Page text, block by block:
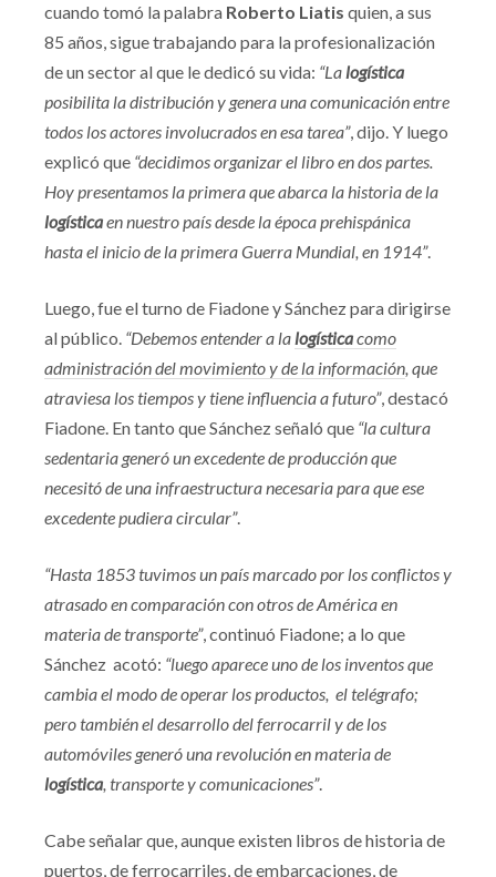
cuando tomó la palabra Roberto Liatis quien, a sus
85 años, sigue trabajando para la profesionalización
de un sector al que le dedicó su vida: “Lalogística
posibilita la distribución y genera una comunicación entre
todos los actores involucrados en esa tarea”, dijo. Y luego
explicó que “decidimos organizar el libro en dos partes.
Hoy presentamos la primera que abarca la historia de la
logísticaen nuestro país desde la época prehispánica
hasta el inicio de la primera Guerra Mundial, en 1914”.
Luego, fue el turno de Fiadone y Sánchez para dirigirse
al público. “Debemos entender a lalogísticacomo
administración del movimiento y de la información, que
atraviesa los tiempos y tiene influencia a futuro”, destacó
Fiadone. En tanto que Sánchez señaló que “la cultura
sedentaria generó un excedente de producción que
necesitó de una infraestructura necesaria para que ese
excedente pudiera circular”.
“Hasta 1853 tuvimos un país marcado por los conflictos y
atrasado en comparación con otros de América en
materia de transporte”, continuó Fiadone; a lo que
Sánchez acotó: “luego aparece uno de los inventos que
cambia el modo de operar los productos, el telégrafo;
pero también el desarrollo del ferrocarril y de los
automóviles generó una revolución en materia de
logística, transporte y comunicaciones”.
Cabe señalar que, aunque existen libros de historia de
puertos, de ferrocarriles, de embarcaciones, de